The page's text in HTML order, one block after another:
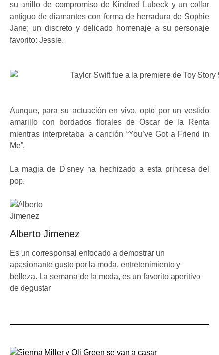
su anillo de compromiso de Kindred Lubeck y un collar
antiguo de diamantes con forma de herradura de Sophie
Jane; un discreto y delicado homenaje a su personaje
favorito: Jessie.
Aunque, para su actuación en vivo, optó por un vestido
amarillo con bordados florales de Oscar de la Renta
mientras interpretaba la canción “You’ve Got a Friend in
Me”.
La magia de Disney ha hechizado a esta princesa del
pop.
Alberto Jimenez
Es un corresponsal enfocado a demostrar un
apasionante gusto por la moda, entretenimiento y
belleza. La semana de la moda, es un favorito aperitivo
de degustar